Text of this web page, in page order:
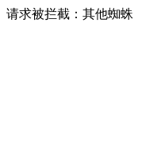
请求被拦截：其他蜘蛛